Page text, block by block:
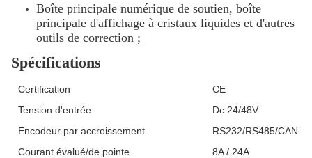
Boîte principale numérique de soutien, boîte
principale d'affichage à cristaux liquides et d'autres
outils de correction ;
Spécifications
Certification
CE
Tension d'entrée
Dc 24/48V
Encodeur par accroissement
RS232/RS485/CAN
Courant évalué/de pointe
8A / 24A